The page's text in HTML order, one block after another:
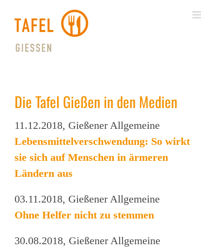
Die Tafel Gießen in den Medien
11.12.2018, Gießener Allgemeine
Lebensmittelverschwendung: So wirkt
sie sich auf Menschen in ärmeren
Ländern aus
03.11.2018, Gießener Allgemeine
Ohne Helfer nicht zu stemmen
30.08.2018, Gießener Allgemeine